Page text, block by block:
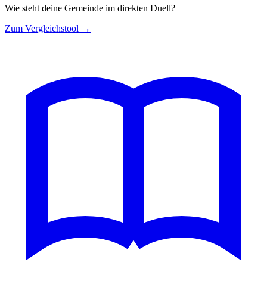
Wie steht deine Gemeinde im direkten Duell?
Zum Vergleichstool →